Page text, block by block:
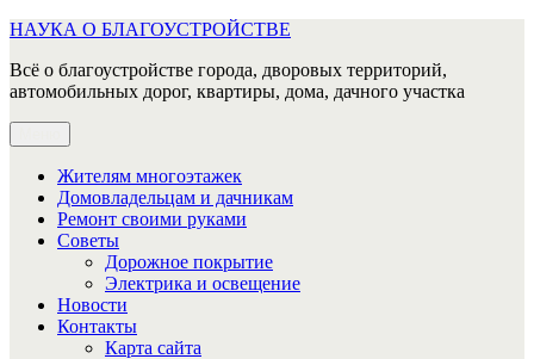
Перейти
содержимому
НАУКА О БЛАГОУСТРОЙСТВЕ
Всё о благоустройстве города, дворовых территорий,
автомобильных дорог, квартиры, дома, дачного участка
Жителям многоэтажек
Домовладельцам и дачникам
Ремонт своими руками
Советы
Дорожное покрытие
Электрика и освещение
Новости
Контакты
Карта сайта